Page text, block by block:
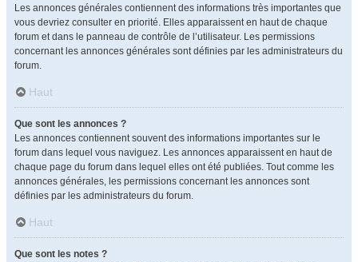
Les annonces générales contiennent des informations très importantes que
vous devriez consulter en priorité. Elles apparaissent en haut de chaque
forum et dans le panneau de contrôle de l’utilisateur. Les permissions
concernant les annonces générales sont définies par les administrateurs du
forum.
Haut
Que sont les annonces ?
Les annonces contiennent souvent des informations importantes sur le
forum dans lequel vous naviguez. Les annonces apparaissent en haut de
chaque page du forum dans lequel elles ont été publiées. Tout comme les
annonces générales, les permissions concernant les annonces sont
définies par les administrateurs du forum.
Haut
Que sont les notes ?